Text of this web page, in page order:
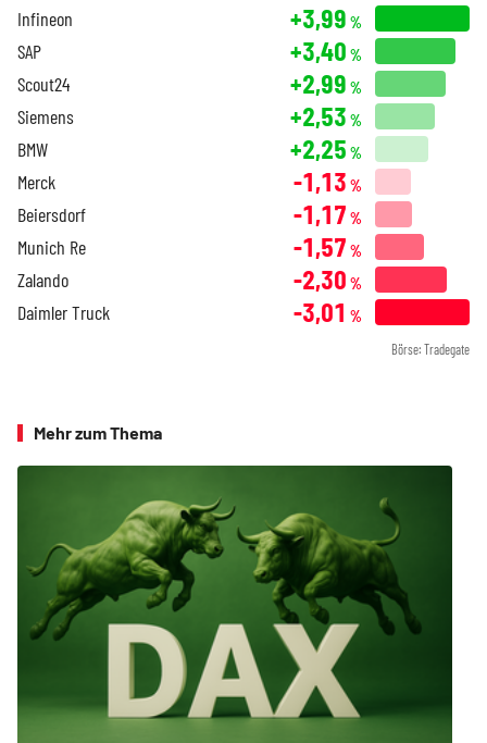
Infineon +3,99 %
SAP +3,40 %
Scout24 +2,99 %
Siemens +2,53 %
BMW +2,25 %
Merck -1,13 %
Beiersdorf -1,17 %
Munich Re -1,57 %
Zalando -2,30 %
Daimler Truck -3,01 %
Börse: Tradegate
Mehr zum Thema